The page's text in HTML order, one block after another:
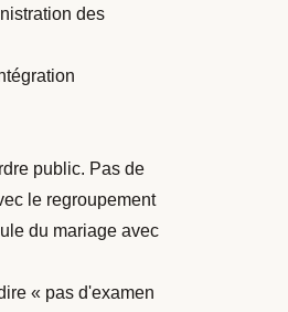
des
public. Pas de
le regroupement
du mariage avec
« pas d'examen